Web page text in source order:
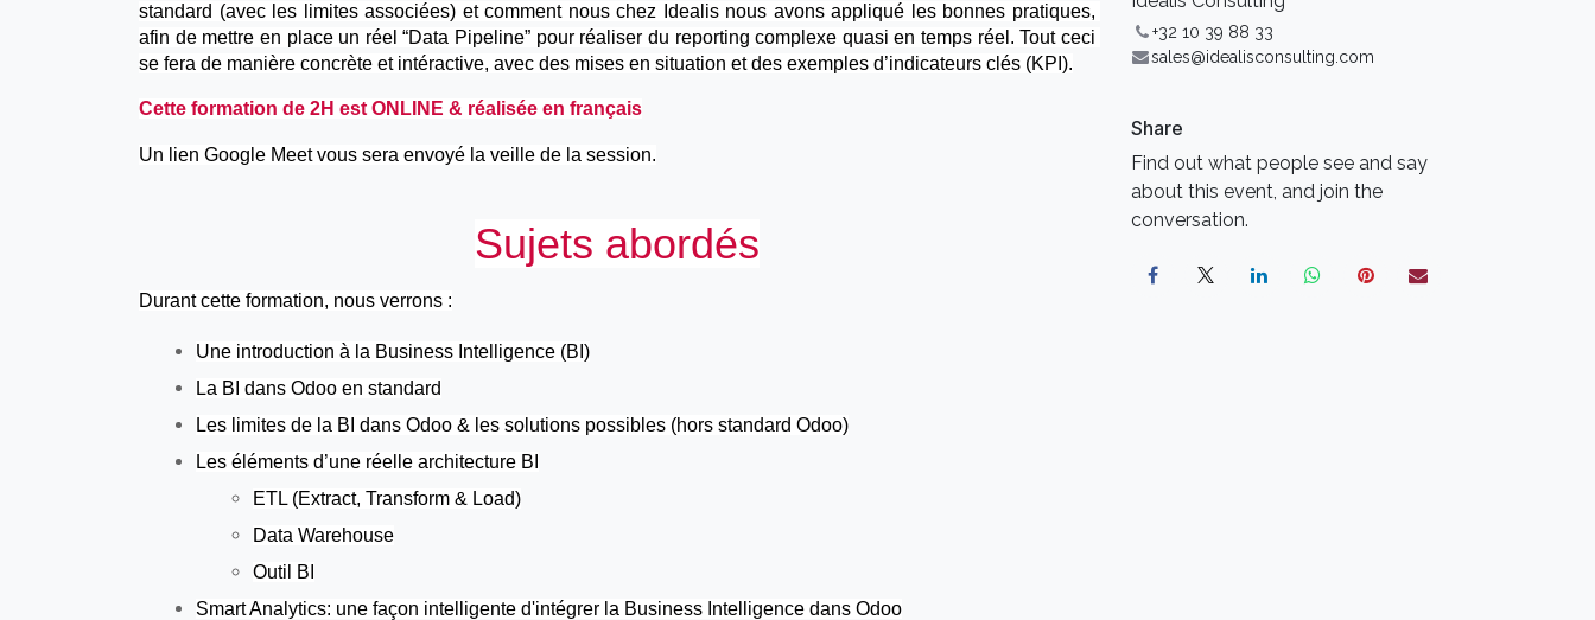
standard (avec les limites associées) et comment nous chez Idealis nous avons appliqué les bonnes pratiques,
afin de mettre en place un réel “Data Pipeline” pour réaliser du reporting complexe quasi en temps réel. Tout ceci
se fera de manière concrète et intéractive, avec des mises en situation et des exemples d’indicateurs clés (KPI).
Cette formation de 2H est ONLINE & réalisée en français
Un lien Google Meet vous sera envoyé la veille de la session.
Sujets abordés
Durant cette formation, nous verrons :
Une introduction à la Business Intelligence (BI)
La BI dans Odoo en standard
Les limites de la BI dans Odoo & les solutions possibles (hors standard Odoo)
Les éléments d’une réelle architecture BI
ETL (Extract, Transform & Load)
Data Warehouse
Outil BI
Smart Analytics: une façon intelligente d'intégrer la Business Intelligence dans Odoo
+32 10 39 88 33
sales@idealisconsulting.com
Share
Find out what people see and say
about this event, and join the
conversation.